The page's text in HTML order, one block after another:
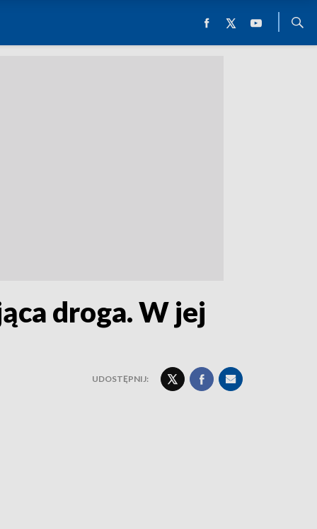
droga. W jej
UDOSTĘPNIJ: